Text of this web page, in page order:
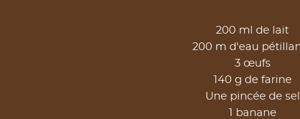
200 ml de lait
200 m d'eau
3 œufs
140 g de farine
Une pincée de sel
1 banane